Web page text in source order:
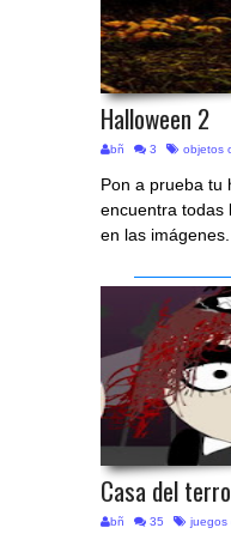
Halloween 2
bñ 3 objetos
Pon a prueba tu
encuentra todas
en las
Casa del
bñ 35 juegos